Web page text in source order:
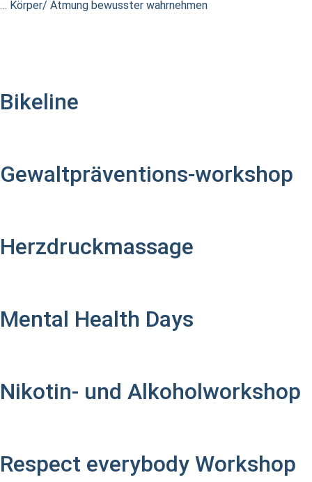
… Körper/ Atmung bewusster wahrnehmen
Bikeline
Gewaltpräventions-workshop
Herzdruckmassage
Mental Health Days
Nikotin- und Alkoholworkshop
Respect everybody Workshop